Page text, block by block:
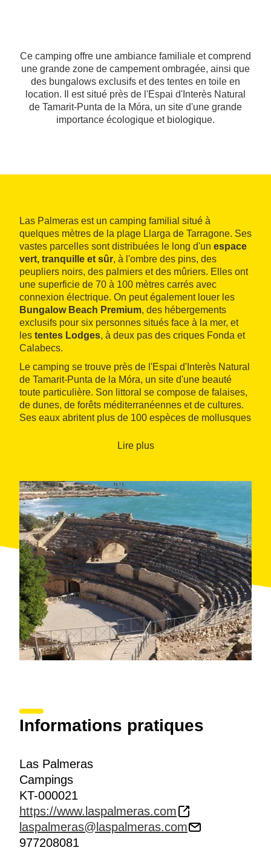
Ce camping offre une ambiance familiale et comprend
une grande zone de campement ombragée, ainsi que
des bungalows exclusifs et des tentes en toile en
location. Il est situé près de l'Espai d'Interès Natural
de Tamarit-Punta de la Móra, un site d'une grande
importance écologique et biologique.
Las Palmeras est un camping familial situé à
quelques mètres de la plage Llarga de Tarragone. Ses
vastes parcelles sont distribuées le long d'un espace
vert, tranquille et sûr, à l'ombre des pins, des
peupliers noirs, des palmiers et des mûriers. Elles ont
une superficie de 70 à 100 mètres carrés avec
connexion électrique. On peut également louer les
Bungalow Beach Premium, des hébergements
exclusifs pour six personnes situés face à la mer, et
les tentes Lodges, à deux pas des criques Fonda et
Calabecs.
Le camping se trouve près de l'Espai d'Interès Natural
de Tamarit-Punta de la Móra, un site d'une beauté
toute particulière. Son littoral se compose de falaises,
de dunes, de forêts méditerranéennes et de cultures.
Ses eaux abritent plus de 100 espèces de mollusques
Lire plus
Informations pratiques
Las Palmeras
Campings
KT-000021
https://www.laspalmeras.com
laspalmeras@laspalmeras.com
977208081